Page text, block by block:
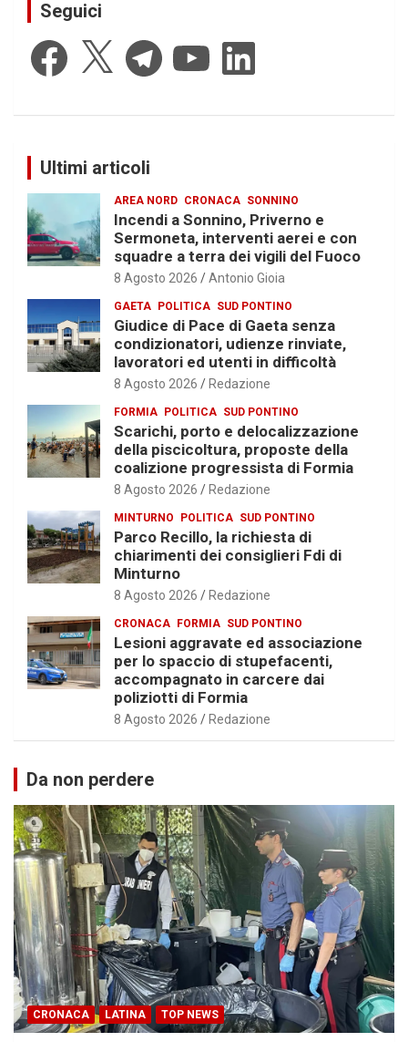
Seguici
Facebook Telegram YouTube LinkedIn
Ultimi articoli
AREA NORD CRONACA SONNINO
Incendi a Sonnino, Priverno e
Sermoneta, interventi aerei e con
squadre a terra dei vigili del Fuoco
8 Agosto 2026 Antonio Gioia
GAETA POLITICA SUD PONTINO
Giudice di Pace di Gaeta senza
condizionatori, udienze rinviate,
lavoratori ed utenti in difficoltà
8 Agosto 2026 Redazione
FORMIA POLITICA SUD PONTINO
Scarichi, porto e delocalizzazione
della piscicoltura, proposte della
coalizione progressista di Formia
8 Agosto 2026 Redazione
MINTURNO POLITICA SUD PONTINO
Parco Recillo, la richiesta di
chiarimenti dei consiglieri Fdi di
Minturno
8 Agosto 2026 Redazione
CRONACA FORMIA SUD PONTINO
Lesioni aggravate ed associazione
per lo spaccio di stupefacenti,
accompagnato in carcere dai
poliziotti di Formia
8 Agosto 2026 Redazione
Da non perdere
CRONACA LATINA TOP NEWS